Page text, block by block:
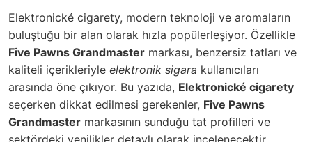
Elektronické cigarety, modern teknoloji ve aromaların
buluştuğu bir alan olarak hızla popülerleşiyor. Özellikle
Five Pawns Grandmaster markası, benzersiz tatları ve
kaliteli içerikleriyle elektronik sigara kullanıcıları
arasında öne çıkıyor. Bu yazıda, Elektronické cigarety
seçerken dikkat edilmesi gerekenler, Five Pawns
Grandmaster markasının sunduğu tat profilleri ve
sektördeki yenilikler detaylı olarak incelenecektir.